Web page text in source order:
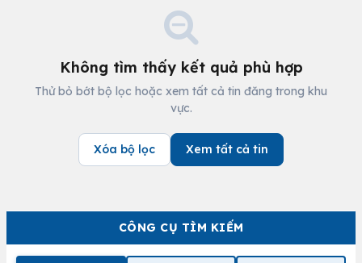
CÔNG CỤ TÌM KIẾM
Không tìm thấy kết quả phù hợp
Thử bỏ bớt bộ lọc hoặc xem tất cả tin đăng trong khu
vực.
Xóa bộ lọc Xem tất cả tin